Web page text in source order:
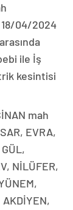
18/04/2024
ile İş
kesintisi
mah
EVRA,
NİLÜFER,